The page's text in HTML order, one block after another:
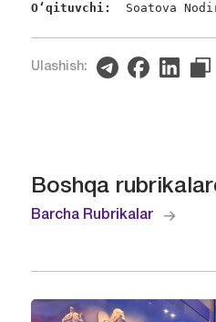
O‘qituvchi: Soatova
Ulashish:
Boshqa
Barcha Rubrikalar